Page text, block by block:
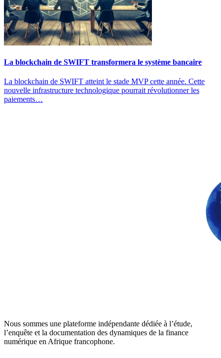
La blockchain de SWIFT transformera le système bancaire
La blockchain de SWIFT atteint le stade MVP cette année. Cette
nouvelle infrastructure technologique pourrait révolutionner les
paiements…
Nous sommes une plateforme indépendante dédiée à l’étude,
l’enquête et la documentation des dynamiques de la finance
numérique en Afrique francophone.